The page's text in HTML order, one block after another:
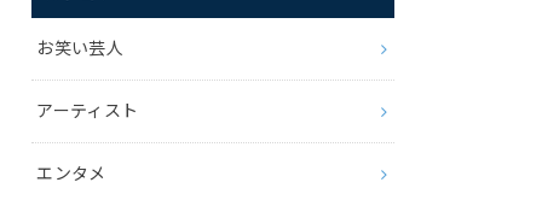
お笑い芸人
アーティスト
エンタメ